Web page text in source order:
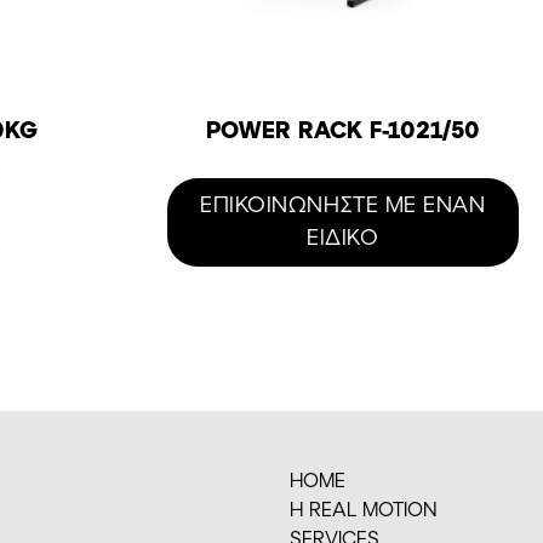
POWER RACK F-1021/50
ΕΠΙΚΟΙΝΩΝΗΣΤΕ ΜΕ ΕΝΑΝ
ΕΙΔΙΚΟ
HOME
H REAL MOTION
SERVICES